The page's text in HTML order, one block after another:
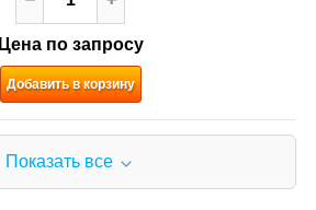
Цена по запросу
Добавить в корзину
Показать все